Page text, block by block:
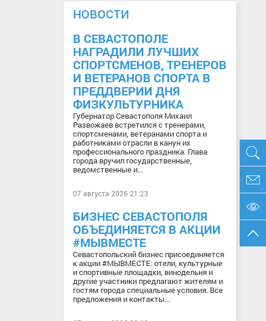
НОВОСТИ
В СЕВАСТОПОЛЕ
НАГРАДИЛИ ЛУЧШИХ
СПОРТСМЕНОВ, ТРЕНЕРОВ
И ВЕТЕРАНОВ СПОРТА В
ПРЕДДВЕРИИ ДНЯ
ФИЗКУЛЬТУРНИКА
Губернатор Севастополя Михаил
Развожаев встретился с тренерами,
спортсменами, ветеранами спорта и
работниками отрасли в канун их
профессионального праздника. Глава
города вручил государственные,
ведомственные и...
07 августа 2026 21:23
БИЗНЕС СЕВАСТОПОЛЯ
ОБЪЕДИНЯЕТСЯ В АКЦИИ
#МЫВМЕСТЕ
Севастопольский бизнес присоединяется
к акции #МЫВМЕСТЕ: отели, культурные
и спортивные площадки, винодельня и
другие участники предлагают жителям и
гостям города специальные условия. Все
предложения и контакты...